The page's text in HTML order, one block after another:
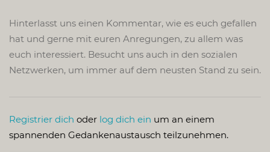
Hinterlasst uns einen Kommentar, wie es euch gefallen
hat und gerne mit euren Anregungen, zu allem was
euch interessiert. Besucht uns auch in den sozialen
Netzwerken, um immer auf dem neusten Stand zu sein.
Registrier dich oder log dich ein um an einem
spannenden Gedankenaustausch teilzunehmen.